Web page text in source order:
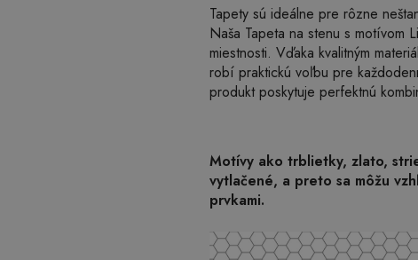
Tapety sú ideálne pre rôzne
Naša Tapeta na stenu s motívom
miestnosti. Vďaka kvalitným
robí praktickú voľbu pre
produkt poskytuje perfektnú
Motívy ako trblietky, zlato,
vytlačené, a preto sa môžu
prvkami.